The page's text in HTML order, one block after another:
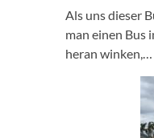
Als uns dieser
man einen Bus
heran